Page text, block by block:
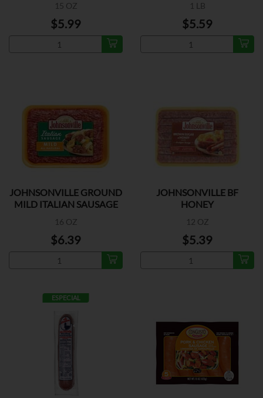
15 OZ
$5.99
1 LB
$5.59
JOHNSONVILLE GROUND
MILD ITALIAN SAUSAGE
16 OZ
$6.39
JOHNSONVILLE BF
HONEY
12 OZ
$5.39
ESPECIAL